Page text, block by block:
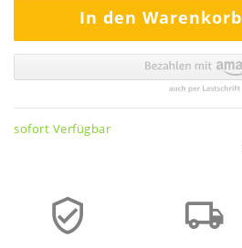
In den Warenkorb
sofort Verfügbar